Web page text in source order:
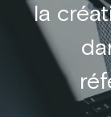
la